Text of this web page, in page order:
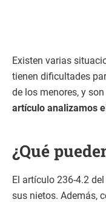
Existen varias
tienen dificultades
de los menores, y
artículo analizamos
¿Qué
El artículo 236-4.2
sus nietos. Además,